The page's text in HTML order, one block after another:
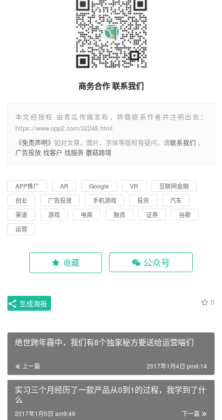
商务合作 联系我们
本文经授权 由青瓜传媒发布，转载联系作者并注明出处：
https://www.opp2.com/32248.html
《免责声明》 如对文章、图片、字体等版权有疑问，请联系我们 。
广告投放 找客户 找服务 蘑菇跨境
APP推广 AR Google VR
互联网金融
创业
广告投放 手机游戏 投资
汽车
渠道
游戏 电商 融资 证券
谷歌
运营
收藏 公众号
0
生成海报
绝世跨年霾中，我们有8个独家秘方要送给运营喵们
上一篇 2017年1月4日 pm6:14
实习三个月经历了一款产品从0到1的过程，我学到了什
么
下一篇
2017年1月5日 am9:49